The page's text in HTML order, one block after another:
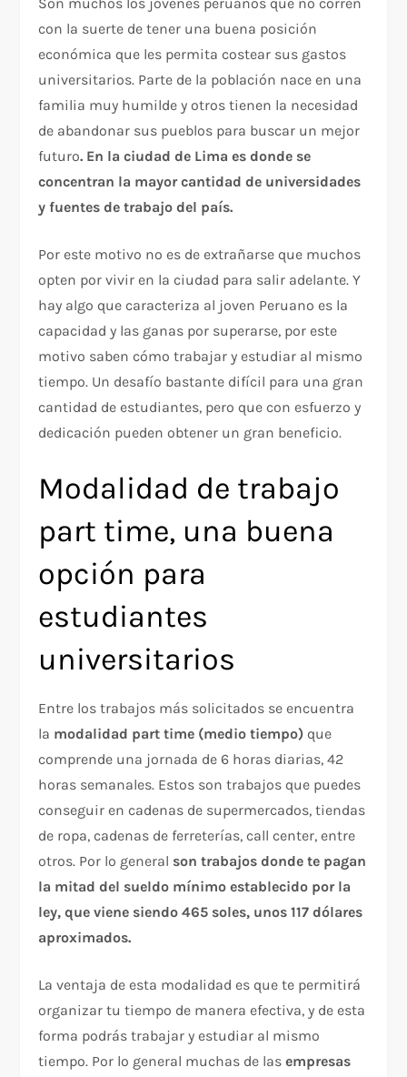
con la suerte de tener una buena posición
económica que les permita costear sus gastos
universitarios. Parte de la población nace en una
familia muy humilde y otros tienen la necesidad
de abandonar sus pueblos para buscar un mejor
futuro. En la ciudad de Lima es donde se
concentran la mayor cantidad de universidades
y fuentes de trabajo del país.
Por este motivo no es de extrañarse que muchos
opten por vivir en la ciudad para salir adelante. Y
hay algo que caracteriza al joven Peruano es la
capacidad y las ganas por superarse, por este
motivo saben cómo trabajar y estudiar al mismo
tiempo. Un desafío bastante difícil para una gran
cantidad de estudiantes, pero que con esfuerzo y
dedicación pueden obtener un gran beneficio.
Modalidad de trabajo
part time, una buena
opción para
estudiantes
universitarios
Entre los trabajos más solicitados se encuentra
la modalidad part time (medio tiempo) que
comprende una jornada de 6 horas diarias, 42
horas semanales. Estos son trabajos que puedes
conseguir en cadenas de supermercados, tiendas
de ropa, cadenas de ferreterías, call center, entre
otros. Por lo general son trabajos donde te pagan
la mitad del sueldo mínimo establecido por la
ley, que viene siendo 465 soles, unos 117 dólares
aproximados.
La ventaja de esta modalidad es que te permitirá
organizar tu tiempo de manera efectiva, y de esta
forma podrás trabajar y estudiar al mismo
tiempo. Por lo general muchas de lasempresas